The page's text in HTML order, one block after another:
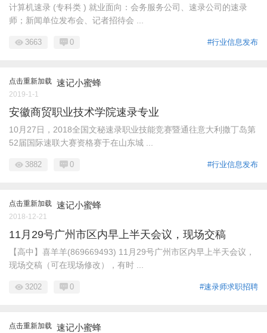
计算机速录 (专科类 ) 就业面向：会务服务公司、速录公司的速录
师；新闻单位发布会、记者招待会 ...
#行业信息发布
3663 0
点击重新加载 速记小蜜蜂
2019-1-1
安徽商贸职业技术学院速录专业
10月27日，2018全国文秘速录职业技能竞赛暨通往意大利撒丁岛第
52届国际速联大赛资格赛于在山东城 ...
#行业信息发布
3882 0
点击重新加载 速记小蜜蜂
2018-12-21
11月29号广州市区内早上半天会议，现场交稿
【高中】喜羊羊(869669493) 11月29号广州市区内早上半天会议，
现场交稿（可在现场修改），有时 ...
#速录师求职招聘
3202 0
点击重新加载 速记小蜜蜂